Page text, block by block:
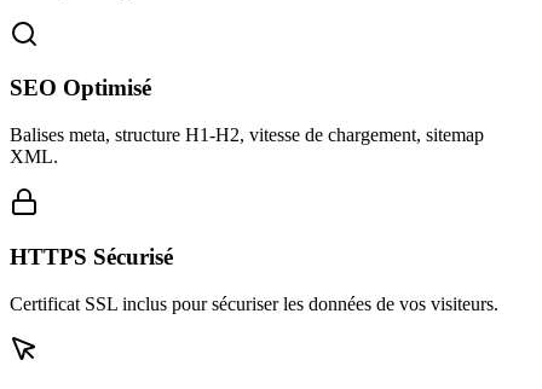
SEO Optimisé
Balises meta, structure H1-H2, vitesse de chargement, sitemap
XML.
HTTPS Sécurisé
Certificat SSL inclus pour sécuriser les données de vos visiteurs.